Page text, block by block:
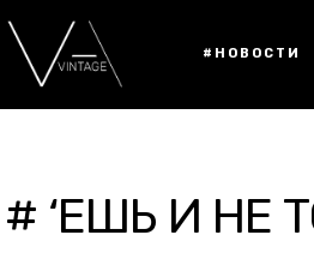
#НОВОСТИ
# ‘ЕШЬ И НЕ